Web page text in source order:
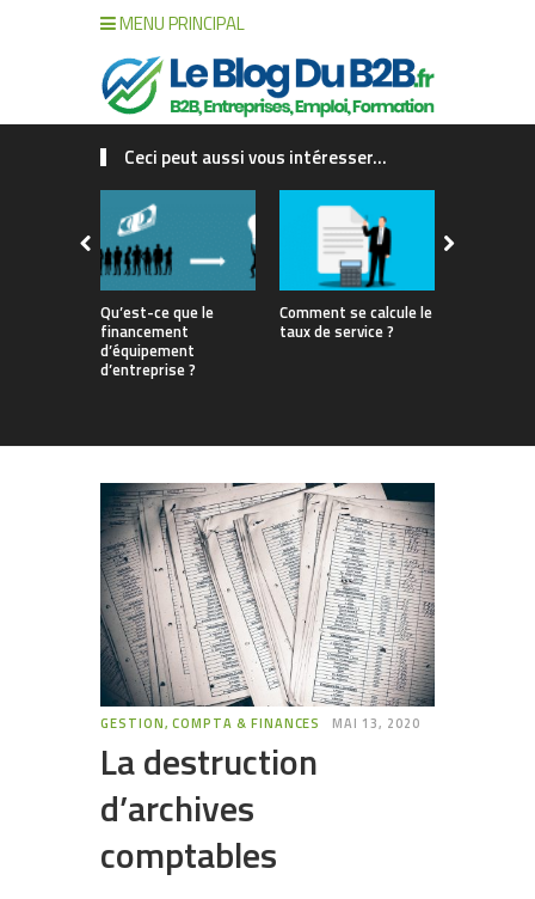
MENU PRINCIPAL
Ceci peut aussi vous intéresser...
Qu’est-ce que le
financement
d’équipement
d’entreprise ?
Comment se calcule le
taux de service ?
GESTION, COMPTA & FINANCES MAI 13, 2020
La destruction
d’archives
comptables